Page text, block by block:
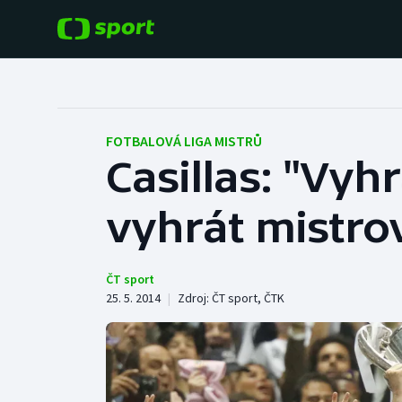
Hokej
Tenis
Cyklistika
Baseball a softbal
Basketbal
Boby a skeleton
Box
FOTBALOVÁ LIGA MISTRŮ
Casillas:
vyhrát
ČT sport
25. 5. 2014 | Zdroj: ČT sport, ČTK